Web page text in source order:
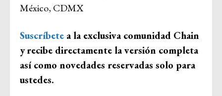
México, CDMX
Suscríbete a la exclusiva comunidad Chain
yrecibe directamente la versión completa
así como novedades reservadas solo para
ustedes.